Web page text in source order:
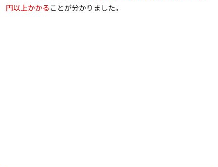
円以上かかることが分かりました。